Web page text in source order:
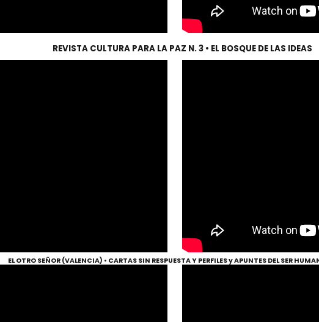
REVISTA CULTURA PARA LA PAZ N. 3 • EL BOSQUE DE LAS IDEAS
EL OTRO SEÑOR (VALENCIA) • CARTAS SIN RESPUESTA Y PERFILES y APUNTES DEL SER